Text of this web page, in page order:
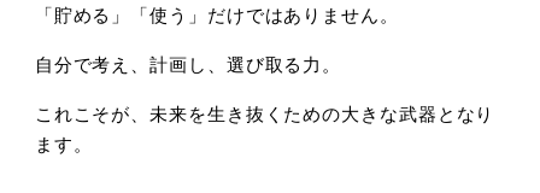
「貯める」「使う」だけではありません。
自分で考え、計画し、選び取る力。
これこそが、未来を生き抜くための大きな武器となり
ます。